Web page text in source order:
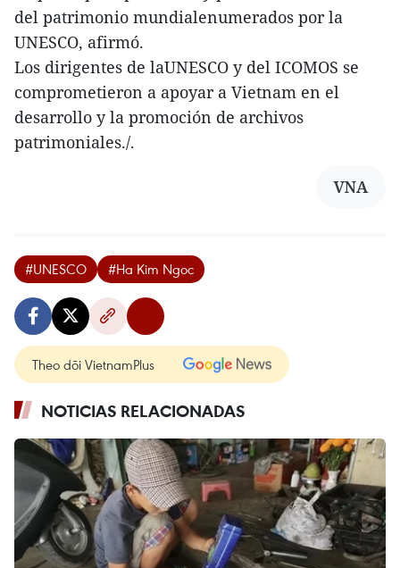
del patrimonio mundialenumerados por la
UNESCO, afirmó.
Los dirigentes de laUNESCO y del ICOMOS se
comprometieron a apoyar a Vietnam en el
desarrollo y la promoción de archivos
patrimoniales./.
VNA
#UNESCO #Ha Kim Ngoc
Theo dõi VietnamPlus
NOTICIAS RELACIONADAS